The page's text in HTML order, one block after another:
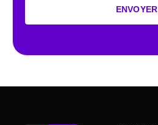
ENVOYER